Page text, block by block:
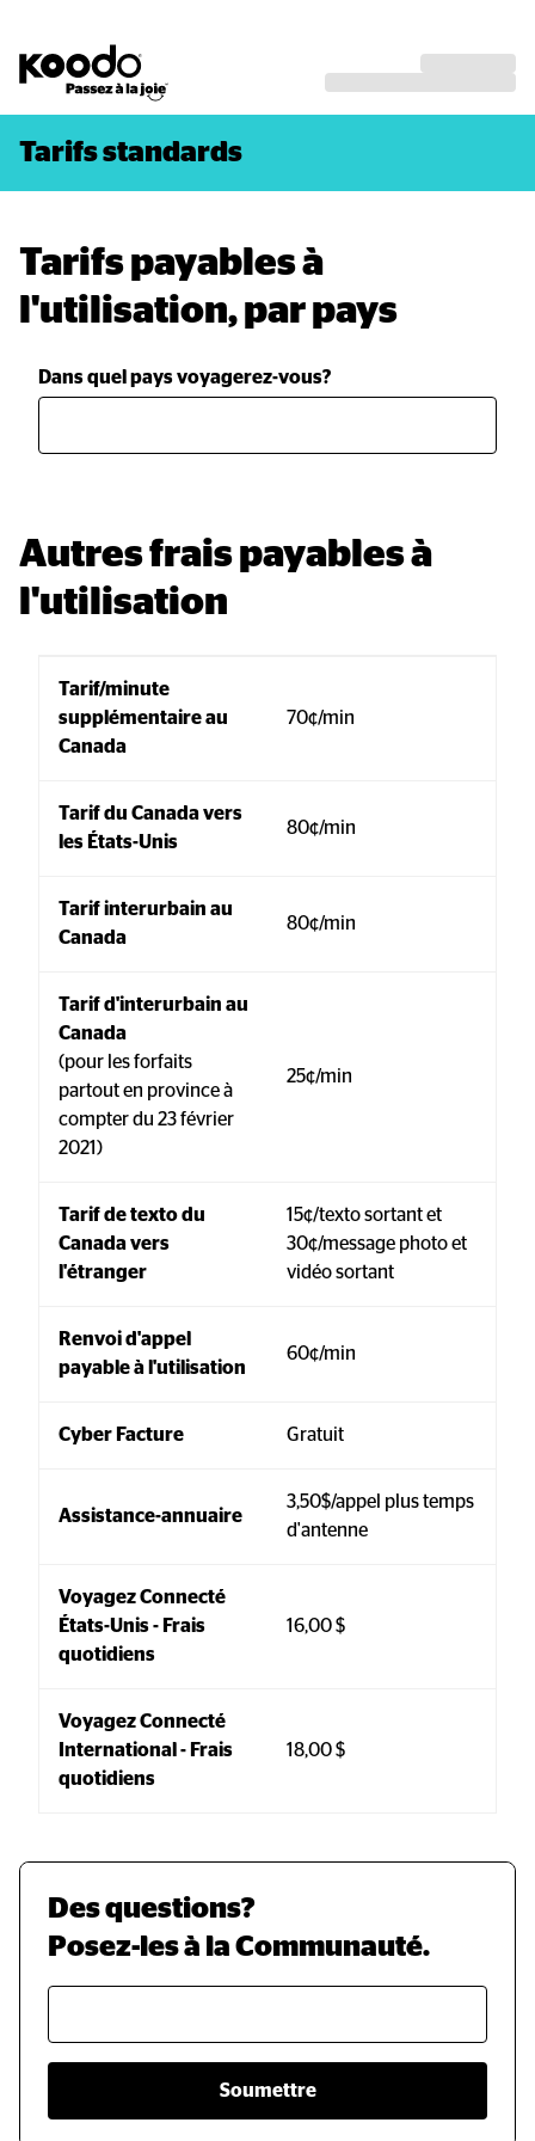
Tarifs standards
Tarifs payables à
l'utilisation, par pays
Dans quel pays voyagerez-vous?
Autres frais payables à
l'utilisation
Tarif/minute
supplémentaire au
Canada
70¢/min
Tarif du Canada vers
les États-Unis
80¢/min
Tarif interurbain au
Canada
80¢/min
Tarif d'interurbain au
Canada
(pour les forfaits
partout en province à
compter du 23 février
2021)
25¢/min
Tarif de texto du
Canada vers
l'étranger
15¢/texto sortant et
30¢/message photo et
vidéo sortant
Renvoi d'appel
payable à l'utilisation
60¢/min
Cyber Facture Gratuit
Assistance-annuaire
3,50$/appel plus temps
d'antenne
Voyagez Connecté
États-Unis - Frais
quotidiens
16,00 $
Voyagez Connecté
International - Frais
quotidiens
18,00 $
Des questions?
Posez-les à la Communauté.
Soumettre